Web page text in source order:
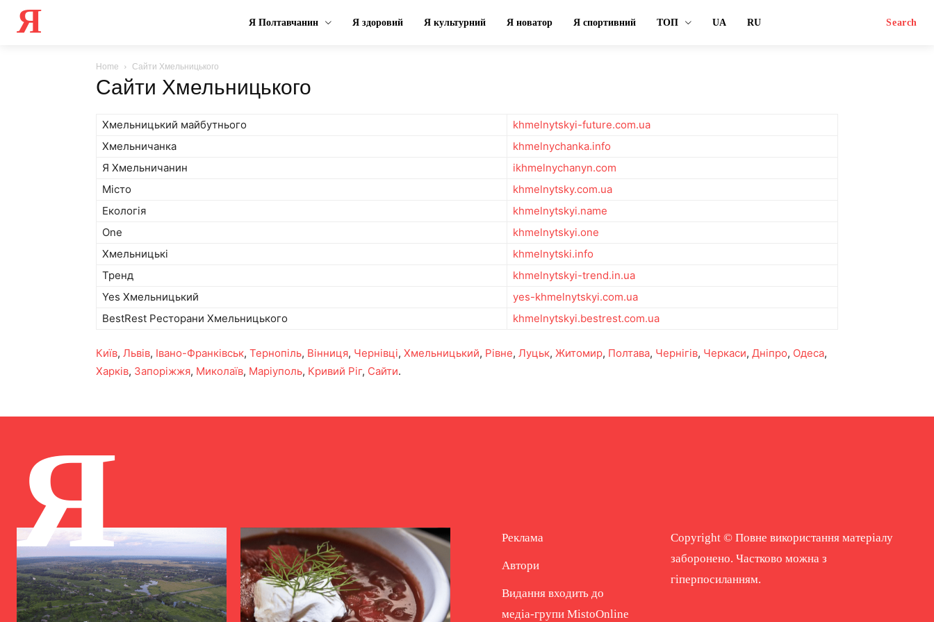
Я Я Полтавчанин Я здоровий Я культурний Я новатор Я спортивний ТОП UA RU Search
Home Сайти Хмельницького
Сайти Хмельницького
Хмельницький майбутнього
khmelnytskyi-future.com.ua
Хмельничанка
khmelnychanka.info
Я Хмельничанин
ikhmelnychanyn.com
Місто
khmelnytsky.com.ua
Екологія
khmelnytskyi.name
One
khmelnytskyi.one
Хмельницькі
khmelnytski.info
Тренд
khmelnytskyi-trend.in.ua
Yes Хмельницький
yes-khmelnytskyi.com.ua
BestRest Ресторани Хмельницького
khmelnytskyi.bestrest.com.ua
Київ, Львів, Івано-Франківськ, Тернопіль, Вінниця, Чернівці, Хмельницький, Рівне, Луцьк, Житомир, Полтава, Чернігів, Черкаси, Дніпро, Одеса,
Харків, Запоріжжя, Миколаїв, Маріуполь, Кривий Ріг, Сайти.
Я Реклама
Автори
Видання входить до
медіа-групи MistoOnline
Copyright © Повне використання матеріалу
заборонено. Частково можна з
гіперпосиланням.